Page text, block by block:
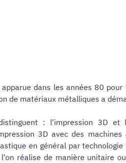
dans les années 80
de matériaux métalliques a
: l'impression 3D
3D avec des
en général par
réalise de manière unitaire